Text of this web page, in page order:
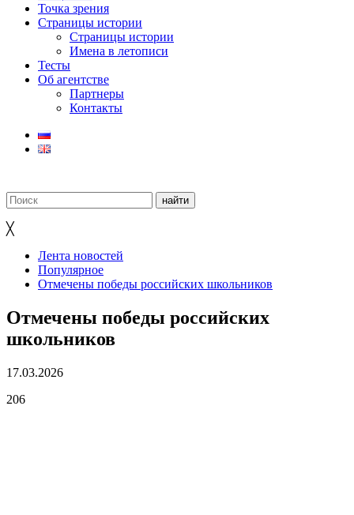
Точка зрения
Страницы истории
Страницы истории
Имена в летописи
Тесты
Об агентстве
Партнеры
Контакты
╳
Лента новостей
Популярное
Отмечены победы российских школьников
Отмечены победы российских
школьников
17.03.2026
206